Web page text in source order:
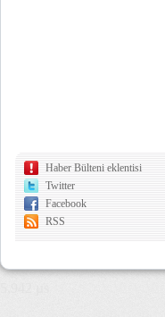
Haber Bülteni eklentisi
Twitter
Facebook
RSS